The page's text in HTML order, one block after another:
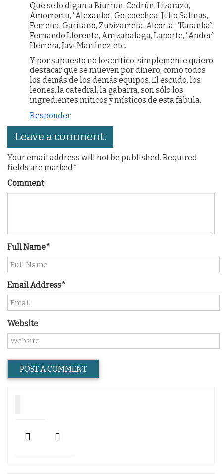
Que se lo digan a Biurrun, Cedrún, Lizarazu,
Amorrortu, “Alexanko”, Goicoechea, Julio Salinas,
Ferreira, Garitano, Zubizarreta, Alcorta, “Karanka”,
Fernando Llorente, Arrizabalaga, Laporte, “Ander”
Herrera, Javi Martínez, etc.
Y por supuesto no los critico; simplemente quiero
destacar que se mueven por dinero, como todos
los demás de los demás equipos. El escudo, los
leones, la catedral, la gabarra, son sólo los
ingredientes míticos y místicos de esta fábula.
Responder
Leave a comment.
Your email address will not be published. Required
fields are marked*
Comment
Full Name*
Email Address*
Website